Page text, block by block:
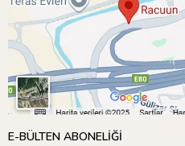
E-BÜLTEN ABONELİĞİ